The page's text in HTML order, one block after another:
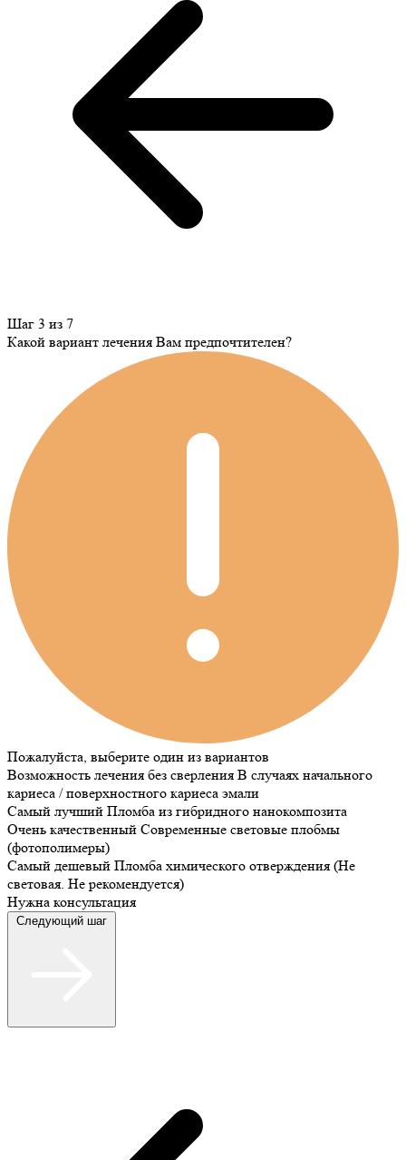
Шаг 3 из 7
Какой вариант лечения Вам предпочтителен?
Пожалуйста, выберите один из вариантов
Возможность лечения без сверления В случаях начального
кариеса / поверхностного кариеса эмали
Самый лучший Пломба из гибридного нанокомпозита
Очень качественный Современные световые плобмы
(фотополимеры)
Самый дешевый Пломба химического отверждения (Не
световая. Не рекомендуется)
Нужна консультация
Следующий шаг